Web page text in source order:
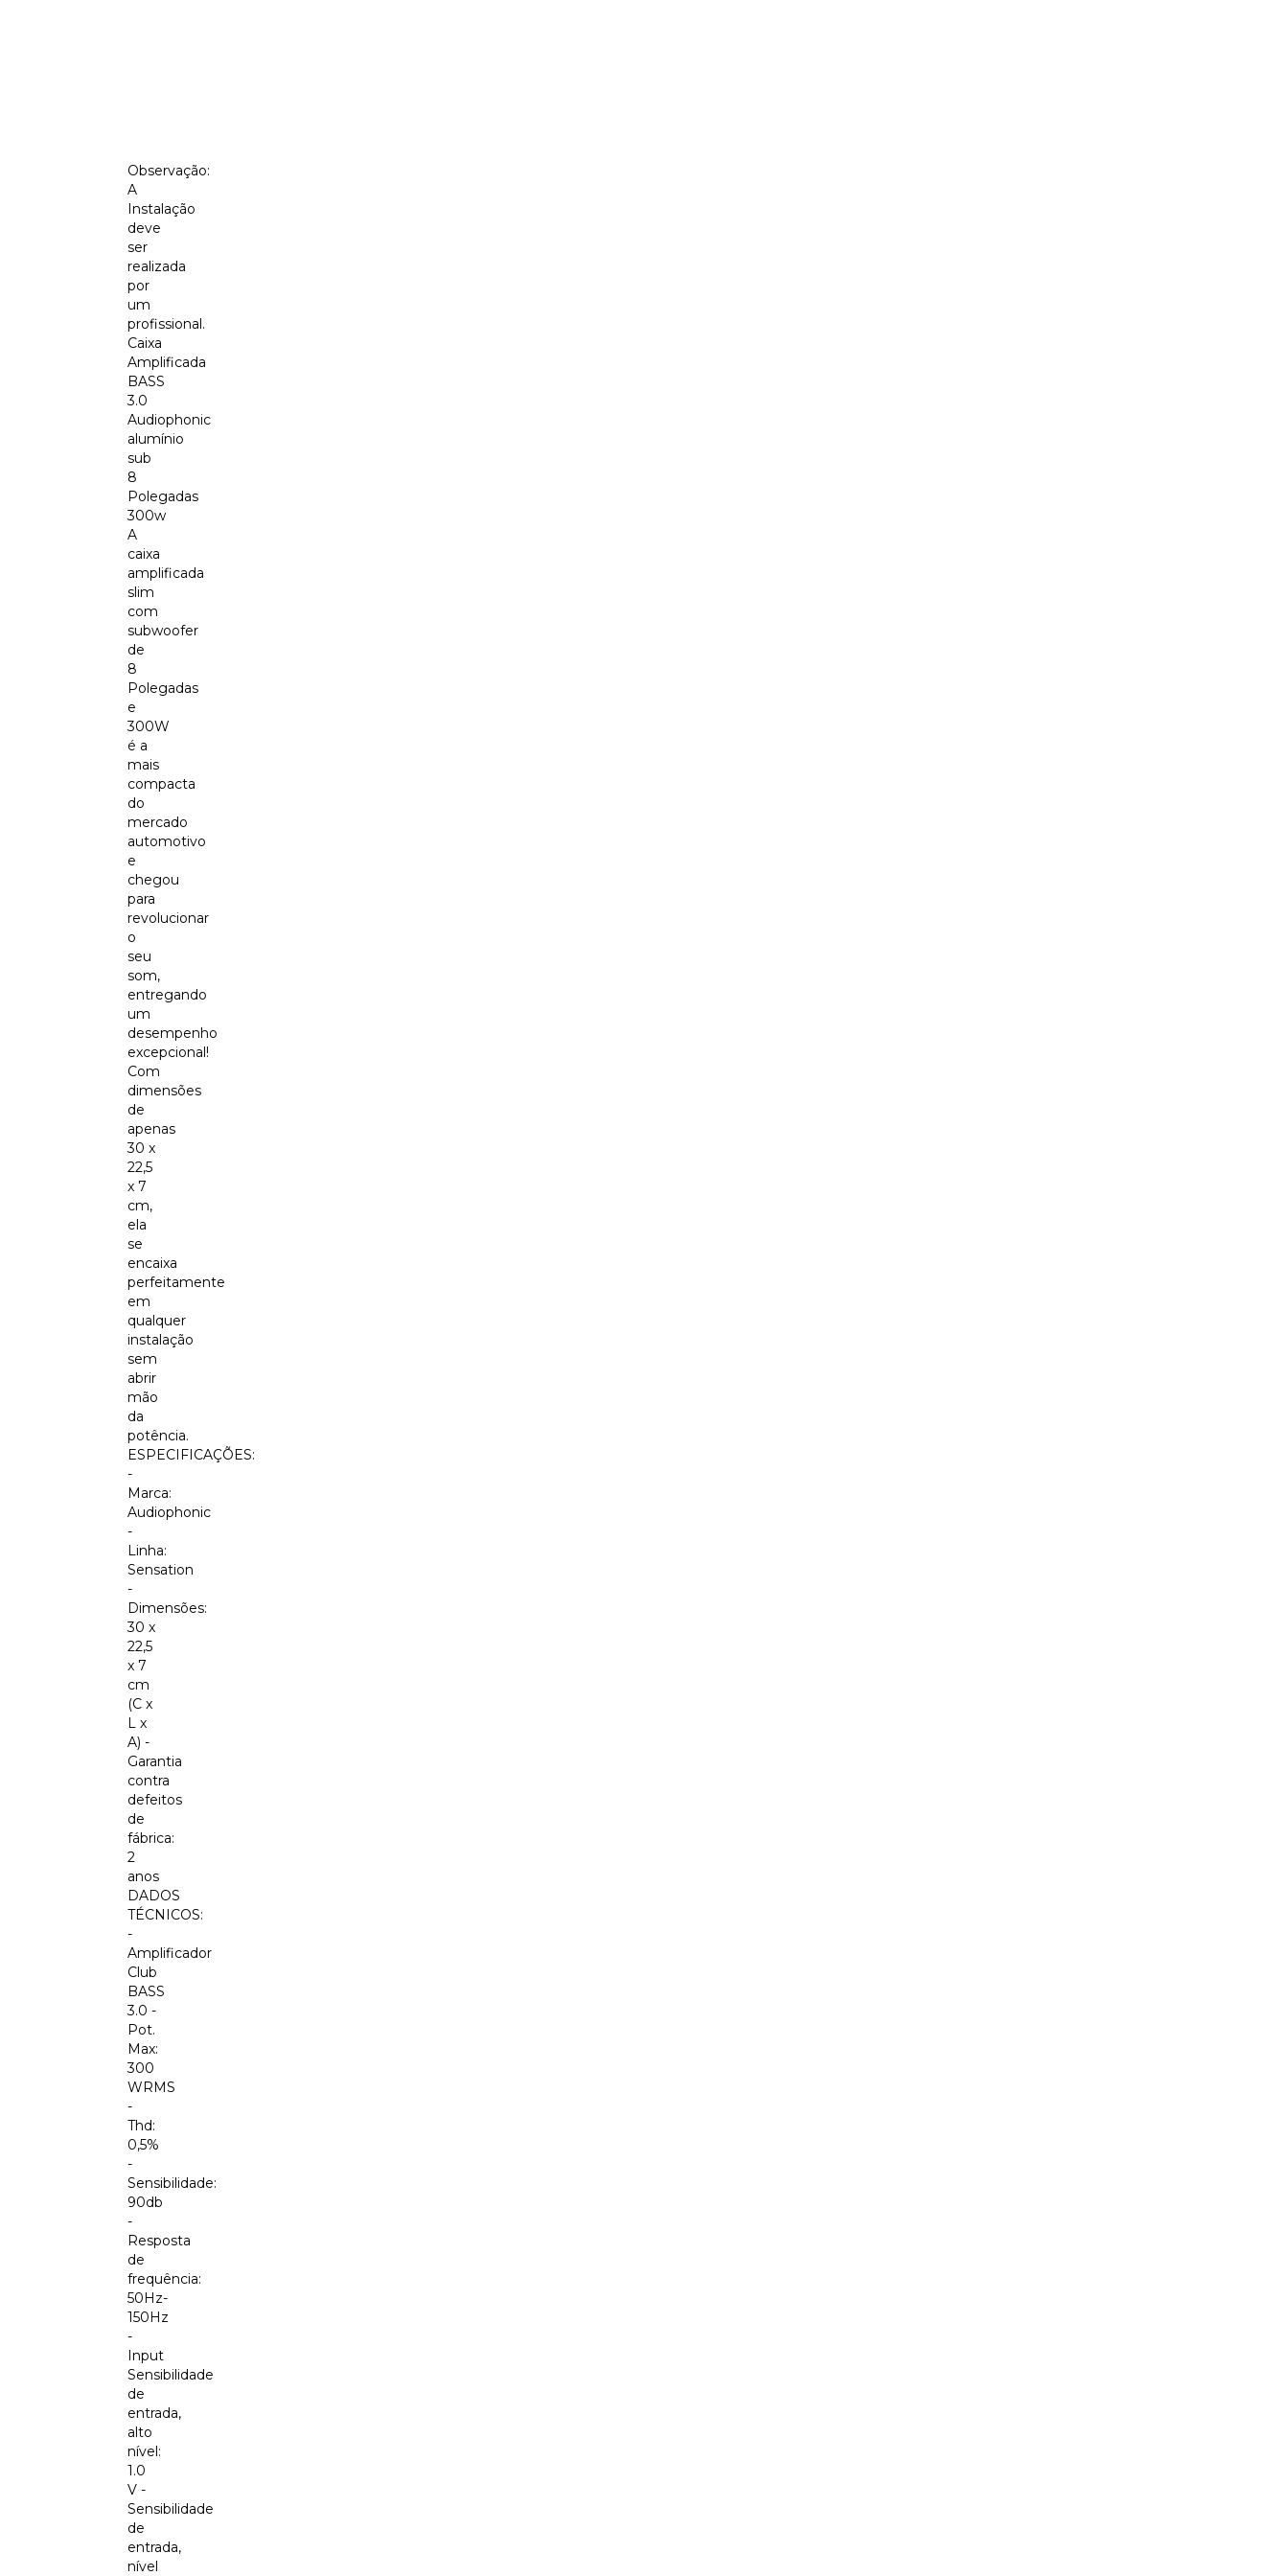
Observação:
A
Instalação
deve
ser
realizada
por
um
profissional.
Caixa
Amplificada
BASS
3.0
Audiophonic
alumínio
sub
8
Polegadas
300w
A
caixa
amplificada
slim
com
subwoofer
de
8
Polegadas
e
300W
é a
mais
compacta
do
mercado
automotivo
e
chegou
para
revolucionar
o
seu
som,
entregando
um
desempenho
excepcional!
Com
dimensões
de
apenas
30 x
22,5
x 7
cm,
ela
se
encaixa
perfeitamente
em
qualquer
instalação
sem
abrir
mão
da
potência.
ESPECIFICAÇÕES:
-
Marca:
Audiophonic
-
Linha:
Sensation
-
Dimensões:
30 x
22,5
x 7
cm
(C x
L x
A) -
Garantia
contra
defeitos
de
fábrica:
2
anos
DADOS
TÉCNICOS:
-
Amplificador
Club
BASS
3.0 -
Pot.
Max:
300
WRMS
-
Thd:
0,5%
-
Sensibilidade:
90db
-
Resposta
de
frequência:
50Hz-
150Hz
-
Input
Sensibilidade
de
entrada,
alto
nível:
1.0
V -
Sensibilidade
de
entrada,
nível